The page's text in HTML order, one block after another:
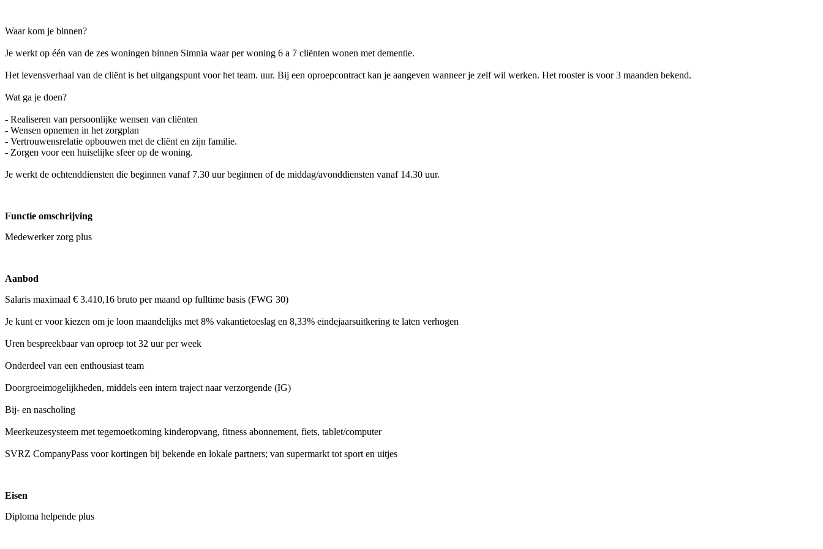
Waar kom je binnen?
Je werkt op één van de zes woningen binnen Simnia waar per woning 6 a 7 cliënten wonen met dementie.
Het levensverhaal van de cliënt is het uitgangspunt voor het team. uur. Bij een oproepcontract kan je aangeven wanneer je zelf wil werken. Het rooster is voor 3 maanden bekend.
Wat ga je doen?
- Realiseren van persoonlijke wensen van cliënten
- Wensen opnemen in het zorgplan
- Vertrouwensrelatie opbouwen met de cliënt en zijn familie.
- Zorgen voor een huiselijke sfeer op de woning.
Je werkt de ochtenddiensten die beginnen vanaf 7.30 uur beginnen of de middag/avonddiensten vanaf 14.30 uur.
Functie omschrijving
Medewerker zorg plus
Aanbod
Salaris maximaal € 3.410,16 bruto per maand op fulltime basis (FWG 30)
Je kunt er voor kiezen om je loon maandelijks met 8% vakantietoeslag en 8,33% eindejaarsuitkering te laten verhogen
Uren bespreekbaar van oproep tot 32 uur per week
Onderdeel van een enthousiast team
Doorgroeimogelijkheden, middels een intern traject naar verzorgende (IG)
Bij- en nascholing
Meerkeuzesysteem met tegemoetkoming kinderopvang, fitness abonnement, fiets, tablet/computer
SVRZ CompanyPass voor kortingen bij bekende en lokale partners; van supermarkt tot sport en uitjes
Eisen
Diploma helpende plus